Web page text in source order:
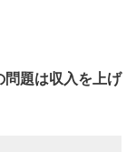
題は収入を上げ